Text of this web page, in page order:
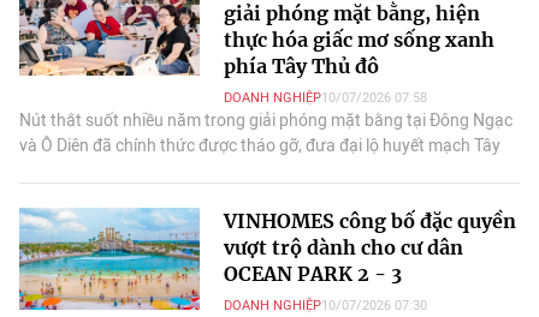
giải phóng mặt bằng, hiện
thực hóa giấc mơ sống xanh
phía Tây Thủ đô
DOANH NGHIỆP10/07/2026 07:58
Nút thắt suốt nhiều năm trong giải phóng mặt bằng tại Đông Ngạc
và Ô Diên đã chính thức được tháo gỡ, đưa đại lộ huyết mạch Tây
VINHOMES công bố đặc quyền
vượt trộ dành cho cư dân
OCEAN PARK 2 - 3
DOANH NGHIỆP10/07/2026 07:30